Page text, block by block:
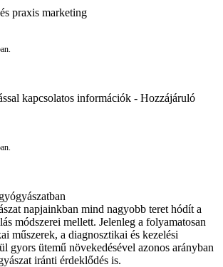
praxis marketing
kapcsolatos információk - Hozzájáruló
napjainkban mind nagyobb teret hódít a
módszerei mellett. Jelenleg a folyamatosan
műszerek, a diagnosztikai és kezelési
gyors ütemű növekedésével azonos arányban
iránti érdeklődés is.